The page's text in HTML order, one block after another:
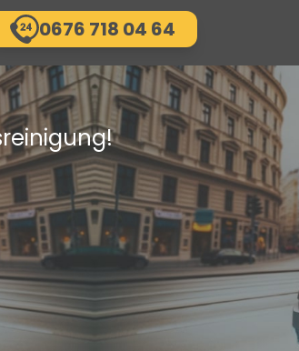
0676 718 04 64